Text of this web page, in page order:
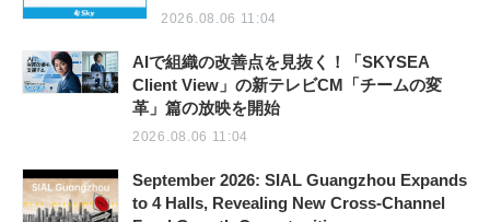
2026.08.06 11:04
AIで組織の改善点を見抜く！「SKYSEA
Client View」の新テレビCM「チームの変
革」篇の放映を開始
2026.08.06 11:04
September 2026: SIAL Guangzhou Expands
to 4 Halls, Revealing New Cross-Channel